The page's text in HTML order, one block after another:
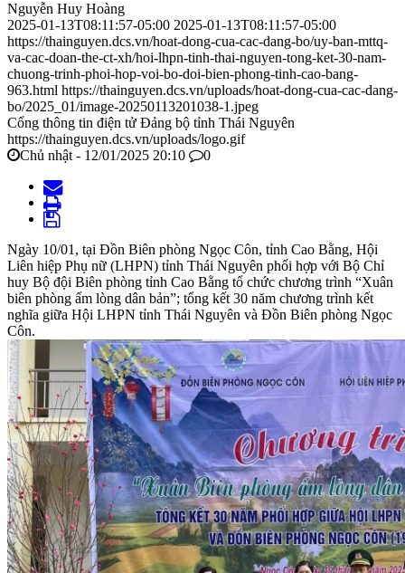
Nguyễn Huy Hoàng
2025-01-13T08:11:57-05:00 2025-01-13T08:11:57-05:00
https://thainguyen.dcs.vn/hoat-dong-cua-cac-dang-bo/uy-ban-mttq-
va-cac-doan-the-ct-xh/hoi-lhpn-tinh-thai-nguyen-tong-ket-30-nam-
chuong-trinh-phoi-hop-voi-bo-doi-bien-phong-tinh-cao-bang-
963.html https://thainguyen.dcs.vn/uploads/hoat-dong-cua-cac-dang-
bo/2025_01/image-20250113201038-1.jpeg
Cổng thông tin điện tử Đảng bộ tỉnh Thái Nguyên
https://thainguyen.dcs.vn/uploads/logo.gif
Chủ nhật - 12/01/2025 20:10
0
Ngày 10/01, tại Đồn Biên phòng Ngọc Côn, tỉnh Cao Bằng, Hội
Liên hiệp Phụ nữ (LHPN) tỉnh Thái Nguyên phối hợp với Bộ Chỉ
huy Bộ đội Biên phòng tỉnh Cao Bằng tổ chức chương trình “Xuân
biên phòng ấm lòng dân bản”; tổng kết 30 năm chương trình kết
nghĩa giữa Hội LHPN tỉnh Thái Nguyên và Đồn Biên phòng Ngọc
Côn.